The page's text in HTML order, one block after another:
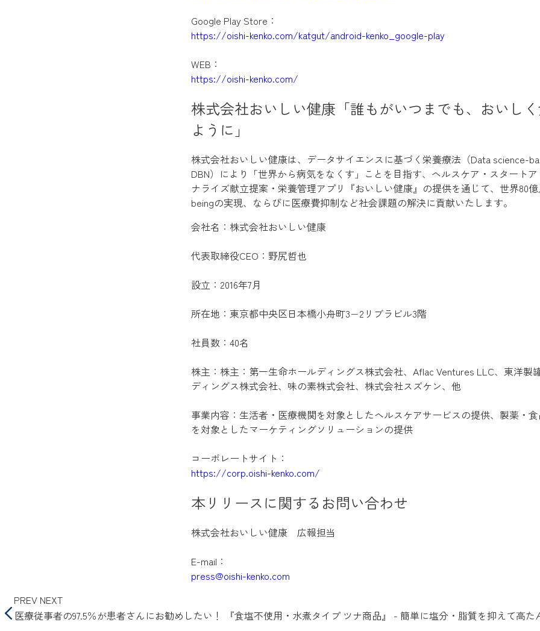
Google Play Store：
https://oishi-kenko.com/katgut/android-kenko_google-play
WEB：
https://oishi-kenko.com/
株式会社おいしい健康「誰もがいつまでも、おいし
ように」
株式会社おいしい健康は、データサイエンスに基づく栄養療法（Data science-
DBN）により「世界から病気をなくす」ことを目指す、ヘルスケア・スタート
ナライズ献立提案・栄養管理アプリ『おいしい健康』の提供を通じて、世界80
beingの実現、ならびに医療費抑制など社会課題の解決に貢献いたします。
会社名：株式会社おいしい健康
代表取締役CEO：野尻哲也
設立：2016年7月
所在地：東京都中央区日本橋小舟町3−2リブラビル3階
社員数：40名
株主：株主：第一生命ホールディングス株式会社、Aflac Ventures LLC、東洋製
ディングス株式会社、味の素株式会社、株式会社スズケン、他
事業内容：生活者・医療機関を対象としたヘルスケアサービスの提供、製薬・
を対象としたマーケティングソリューションの提供
コーポレートサイト：
https://corp.oishi-kenko.com/
本リリースに関するお問い合わせ
株式会社おいしい健康 広報担当
E-mail：
press@oishi-kenko.com
PREV NEXT
医療従事者の97.5％が患者さんにお勧めしたい！ 『食塩不使用・水煮タイプ ツナ商品』 - 簡単に塩分・脂質を抑えて高